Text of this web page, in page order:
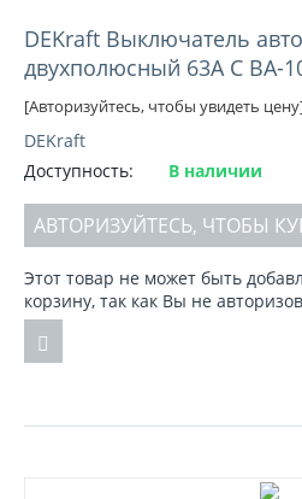
DEKraft Выключатель
двухполюсный 63А С ВА-
[Авторизуйтесь, чтобы увидеть
DEKraft
Доступность:
В наличии
АВТОРИЗУЙТЕСЬ, ЧТОБЫ
Этот товар не может быть
корзину, так как Вы не